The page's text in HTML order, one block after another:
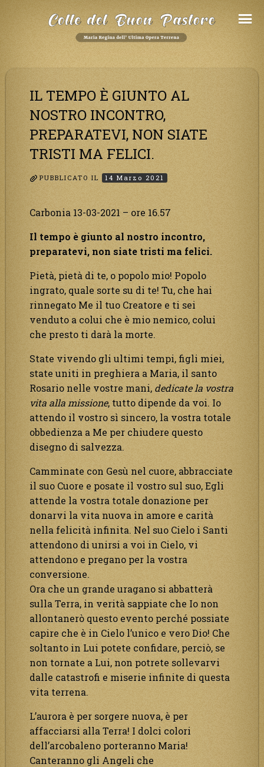
IL TEMPO È GIUNTO AL
NOSTRO INCONTRO,
PREPARATEVI, NON SIATE
TRISTI MA FELICI.
PUBBLICATO IL 14 Marzo 2021
Carbonia 13-03-2021 – ore 16.57
Il tempo è giunto al nostro incontro,
preparatevi, non siate tristi ma felici.
Pietà, pietà di te, o popolo mio! Popolo
ingrato, quale sorte su di te! Tu, che hai
rinnegato Me il tuo Creatore e ti sei
venduto a colui che è mio nemico, colui
che presto ti darà la morte.
State vivendo gli ultimi tempi, figli miei,
state uniti in preghiera a Maria, il santo
Rosario nelle vostre mani, dedicate la vostra
vita alla missione, tutto dipende da voi. Io
attendo il vostro sì sincero, la vostra totale
obbedienza a Me per chiudere questo
disegno di salvezza.
Camminate con Gesù nel cuore, abbracciate
il suo Cuore e posate il vostro sul suo, Egli
attende la vostra totale donazione per
donarvi la vita nuova in amore e carità
nella felicità infinita. Nel suo Cielo i Santi
attendono di unirsi a voi in Cielo, vi
attendono e pregano per la vostra
conversione.
Ora che un grande uragano si abbatterà
sulla Terra, in verità sappiate che Io non
allontanerò questo evento perché possiate
capire che è in Cielo l’unico e vero Dio! Che
soltanto in Lui potete confidare, perciò, se
non tornate a Lui, non potrete sollevarvi
dalle catastrofi e miserie infinite di questa
vita terrena.
L’aurora è per sorgere nuova, è per
affacciarsi alla Terra! I dolci colori
dell’arcobaleno porteranno Maria!
Canteranno gli Angeli che